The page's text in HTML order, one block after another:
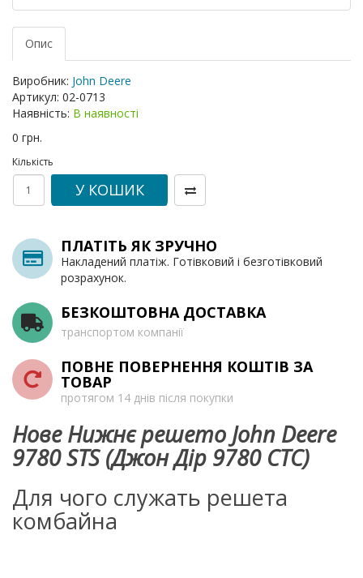
Опис
Виробник: John Deere
Артикул: 02-0713
Наявність: В наявності
0 грн.
Кількість
У КОШИК
ПЛАТІТЬ ЯК ЗРУЧНО
Накладений платіж. Готівковий і безготівковий
розрахунок.
БЕЗКОШТОВНА ДОСТАВКА
транспортом компанії
ПОВНЕ ПОВЕРНЕННЯ КОШТІВ ЗА
ТОВАР
протягом 14 днів після покупки
Нове Нижнє решето John Deere
9780 STS (Джон Дір 9780 СТС)
Для чого служать решета
комбайна